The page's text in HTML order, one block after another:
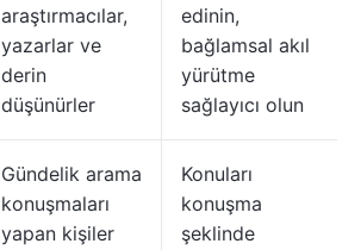
araştırmacılar,
yazarlar ve
derin
düşünürler
edinin,
bağlamsal akıl
yürütme
sağlayıcı olun
Gündelik arama
konuşmaları
yapan kişiler
Konuları
konuşma
şeklinde